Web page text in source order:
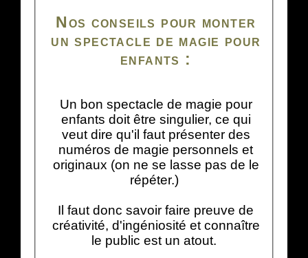
Nos conseils pour monter
un spectacle de magie pour
enfants :
Un bon spectacle de magie pour
enfants doit être singulier, ce qui
veut dire qu'il faut présenter des
numéros de magie personnels et
originaux (on ne se lasse pas de le
répéter.)
Il faut donc savoir faire preuve de
créativité, d'ingéniosité et connaître
le public est un atout.